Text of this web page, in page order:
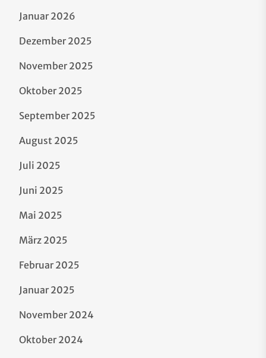
Januar 2026
Dezember 2025
November 2025
Oktober 2025
September 2025
August 2025
Juli 2025
Juni 2025
Mai 2025
März 2025
Februar 2025
Januar 2025
November 2024
Oktober 2024